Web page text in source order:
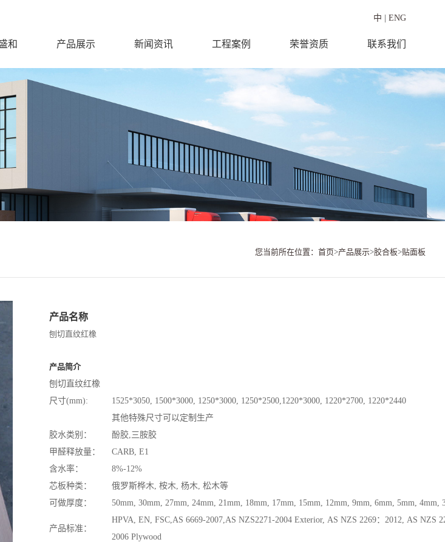
中 ENG
和 产品展示 新闻资讯 工程案例 荣誉资质 联系我们
您当前所在位置： 首页>产品展示>胶合板>贴面板
产品名称
刨切直纹红橡
产品简介
刨切直纹红橡
尺寸(mm):
1525*3050, 1500*3000, 1250*3000, 1250*2500,1220*3000, 1220*2700, 1220*2440
其他特殊尺寸可以定制生产
胶水类别：
酚胶,三胺胶
甲醛释放量：
CARB, E1
含水率：
8%-12%
芯板种类：
俄罗斯桦木, 桉木, 杨木, 松木等
可做厚度：
50mm, 30mm, 27mm, 24mm, 21mm, 18mm, 17mm, 15mm, 12mm, 9mm, 6mm, 5mm, 4mm,
产品标准：
HPVA, EN, FSC,AS 6669-2007,AS NZS2271-2004 Exterior, AS NZS 2269：2012, AS NZS
2006 Plywood